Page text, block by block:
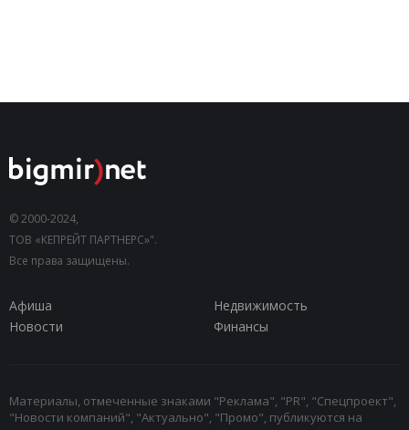
© 2000-2024,
ТОВ «КЕПРЕЙТ ПАРТНЕРС»".
Все права защищены.
Афиша
Недвижимость
Новости
Финансы
Материалы, отмеченные знаками "Реклама", "PR", "Спецпроект",
"Новости компаний", "Актуально", "Промо", публикуются на